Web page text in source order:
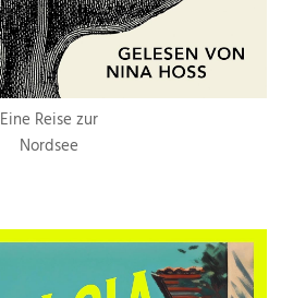
Eine Reise zur
Nordsee